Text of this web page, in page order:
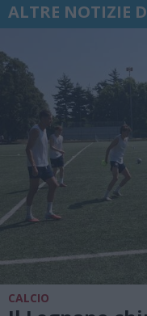
ALTRE NOTIZIE
CALCIO